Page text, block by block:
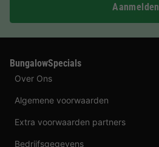
Aanmelden
BungalowSpecials
Over Ons
Algemene voorwaarden
Extra voorwaarden partners
Bedrijfsgegevens